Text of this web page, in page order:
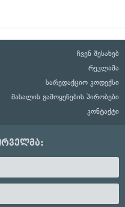
ჩვენ შესახებ
რეკლამა
სარედაქციო კოდექსი
მასალის გამოყენების პირობები
კონტაქტი